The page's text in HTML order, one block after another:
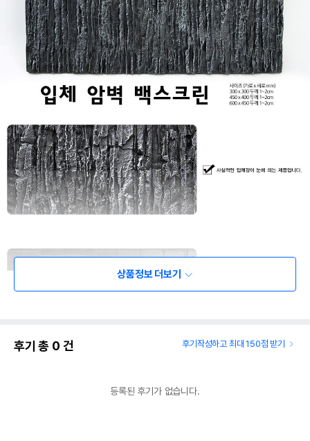
상품정보 더보기
후기 총 0 건 후기작성하고 최대 150점 받기
등록된 후기가 없습니다.